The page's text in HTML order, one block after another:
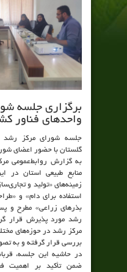
برگزاری جلسه
واحدهای فناور
جلسه شورای مرکز رشد
گلستان با حضور اعضای
به گزارش روابط‌عمومی
منابع طبیعی استان در
زمینه‌های «تولید و
استفاده برای دام» و
بذرهای زراعی» مطرح و
رشد مورد پذیرش قرار
مرکز رشد در حوزه‌های
بررسی قرار گرفته و به
در حاشیه این جلسه،
ضمن تأکید بر اهمیت